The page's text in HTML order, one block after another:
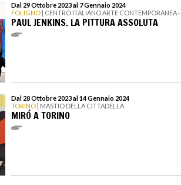
Dal 29 Ottobre 2023 al 7 Gennaio 2024
FOLIGNO | CENTRO ITALIANO ARTE CONTEMPORANEA
PAUL JENKINS. LA PITTURA ASSOLUTA
Dal 28 Ottobre 2023 al 14 Gennaio 2024
TORINO | MASTIO DELLA CITTADELLA
MIRÓ A TORINO